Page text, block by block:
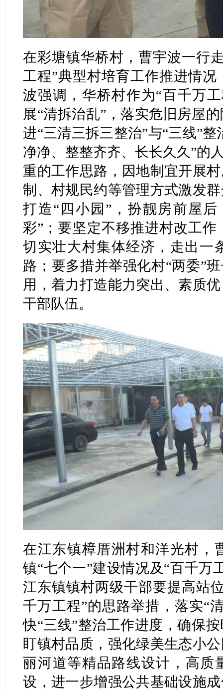
在彩塘镇华桥村，曹宇波一行
工程”典型村培育工作推进情
波强调，华桥村作为“百千万
展“清拆治乱”，落实危旧房屋
进“三清三拆三整治”与“三线”
净净、整整齐齐、长长久久”的
重的工作思路，因地制宜开展
制、村规民约等管理方式激发
打造“四小园”，扮靓房前屋
彩”；要坚定不移推进村改工
切实壮大村集体经济，走出一
路；要多措并举强化村“两委”
用，着力打造能力突出、素质
干部队伍。
在江东镇樟厝洲村和洋光村，
镇“七个一”建设情况及“百千万
江东镇镇村两级干部要提高站
千万工程”的思路举措，落实“
快“三线”整治工作进度，确保
盯镇村品质，强化绿美生态小
丽河道等精品路线设计，高质
设，进一步增强公共基础设施